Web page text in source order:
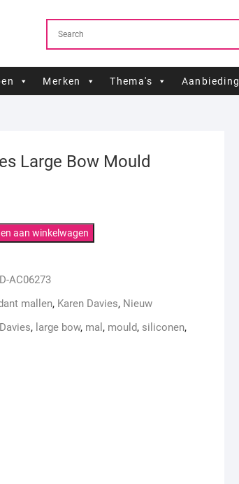
Merken Thema's Aanbieding
Large Bow Mould
aan winkelwagen
AC06273
mallen, Karen Davies, Nieuw
, large bow, mal , mould, siliconen,